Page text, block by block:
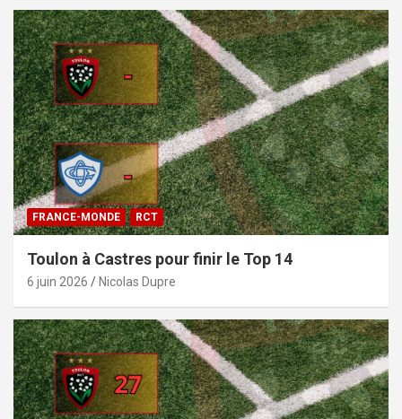
FRANCE-MONDE RCT
Toulon à Castres pour finir le Top 14
6 juin 2026 Nicolas Dupre